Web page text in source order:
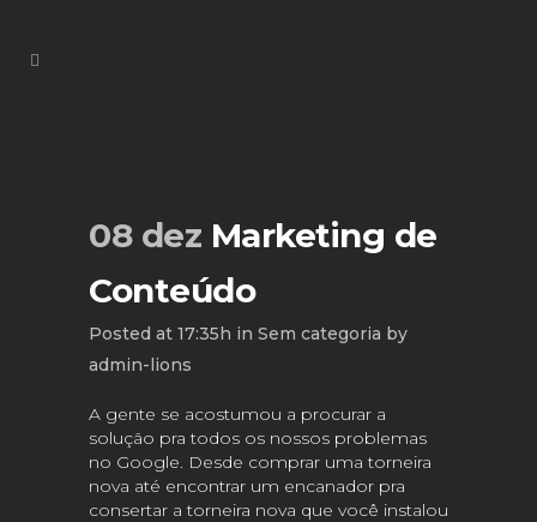
08 dez Marketing de
Conteúdo
Posted at 17:35h in Sem categoria by
admin-lions
A gente se acostumou a procurar a
solução pra todos os nossos problemas
no Google. Desde comprar uma torneira
nova até encontrar um encanador pra
consertar a torneira nova que você instalou